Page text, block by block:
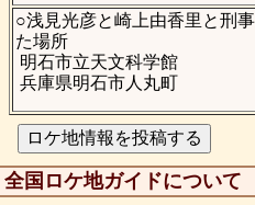
○浅見光彦と崎上由香里と刑
た場所
明石市立天文科学館
兵庫県明石市人丸町
全国ロケ地ガイドについて